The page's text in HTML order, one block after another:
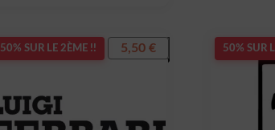
50% SUR LE 2ÈME !! 5,50 € 50% SUR